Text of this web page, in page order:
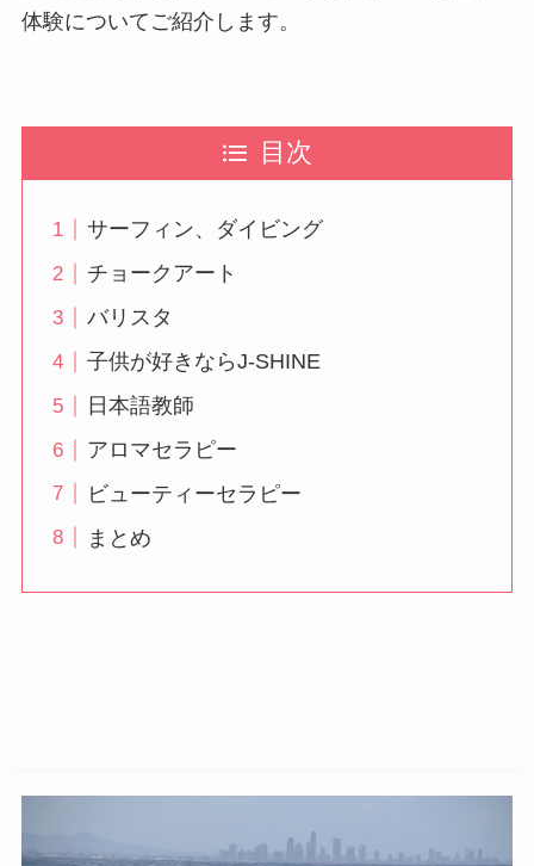
体験についてご紹介します。
目次
サーフィン、ダイビング
チョークアート
バリスタ
子供が好きならJ-SHINE
日本語教師
アロマセラピー
ビューティーセラピー
まとめ